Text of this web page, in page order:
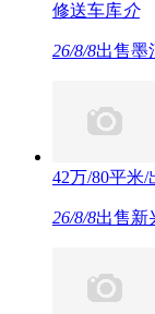
修送车库介
26/8/8出售墨
42万/80平米
26/8/8出售新